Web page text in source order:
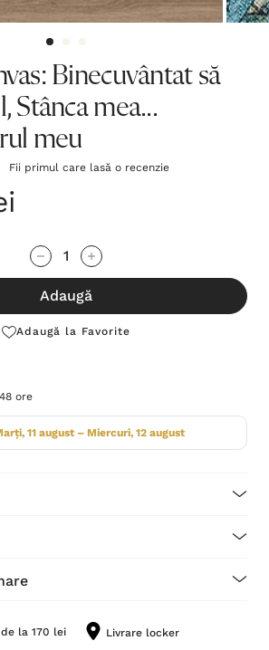
Binecuvântat să
Stânca mea...
meu
Fii primul care lasă o recenzie
Adaugă
Adaugă la Favorite
ore
11 august – Miercuri, 12 august
la 170 lei Livrare locker